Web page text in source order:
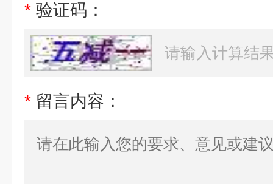
* 验证码：
* 留言内容：